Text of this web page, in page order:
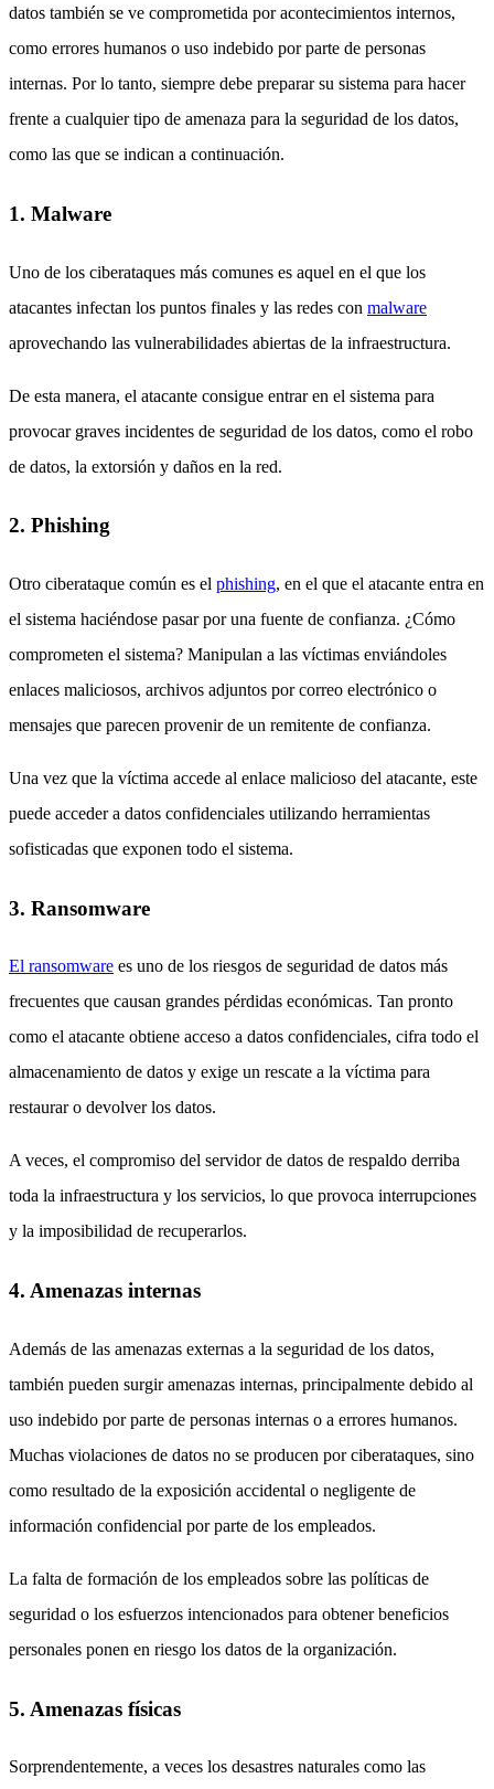
datos también se ve comprometida por acontecimientos internos,
como errores humanos o uso indebido por parte de personas
internas. Por lo tanto, siempre debe preparar su sistema para hacer
frente a cualquier tipo de amenaza para la seguridad de los datos,
como las que se indican a continuación.
1. Malware
Uno de los ciberataques más comunes es aquel en el que los
atacantes infectan los puntos finales y las redes con malware
aprovechando las vulnerabilidades abiertas de la infraestructura.
De esta manera, el atacante consigue entrar en el sistema para
provocar graves incidentes de seguridad de los datos, como el robo
de datos, la extorsión y daños en la red.
2. Phishing
Otro ciberataque común es el phishing, en el que el atacante entra en
el sistema haciéndose pasar por una fuente de confianza. ¿Cómo
comprometen el sistema? Manipulan a las víctimas enviándoles
enlaces maliciosos, archivos adjuntos por correo electrónico o
mensajes que parecen provenir de un remitente de confianza.
Una vez que la víctima accede al enlace malicioso del atacante, este
puede acceder a datos confidenciales utilizando herramientas
sofisticadas que exponen todo el sistema.
3. Ransomware
El ransomware es uno de los riesgos de seguridad de datos más
frecuentes que causan grandes pérdidas económicas. Tan pronto
como el atacante obtiene acceso a datos confidenciales, cifra todo el
almacenamiento de datos y exige un rescate a la víctima para
restaurar o devolver los datos.
A veces, el compromiso del servidor de datos de respaldo derriba
toda la infraestructura y los servicios, lo que provoca interrupciones
y la imposibilidad de recuperarlos.
4. Amenazas internas
Además de las amenazas externas a la seguridad de los datos,
también pueden surgir amenazas internas, principalmente debido al
uso indebido por parte de personas internas o a errores humanos.
Muchas violaciones de datos no se producen por ciberataques, sino
como resultado de la exposición accidental o negligente de
información confidencial por parte de los empleados.
La falta de formación de los empleados sobre las políticas de
seguridad o los esfuerzos intencionados para obtener beneficios
personales ponen en riesgo los datos de la organización.
5. Amenazas físicas
Sorprendentemente, a veces los desastres naturales como las